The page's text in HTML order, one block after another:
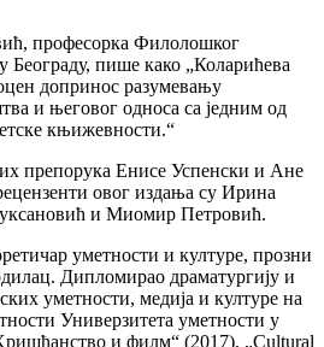
професорка Филолошког
Београду, пише како „Коларићева
допринос разумевању
и његовог односа са једним од
књижевности.“
препорука Енисе Успенски и Ане
овог издања су Ирина
и Миомир Петровић.
уметности и културе, прозни
Дипломирао драматургију и
уметности, медија и културе на
Универзитета уметности у
и филм“ (2017), „Cultural